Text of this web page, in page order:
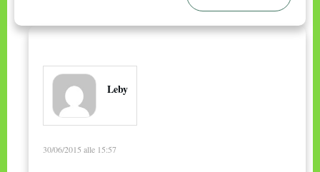
Leby
30/06/2015 alle 15:57